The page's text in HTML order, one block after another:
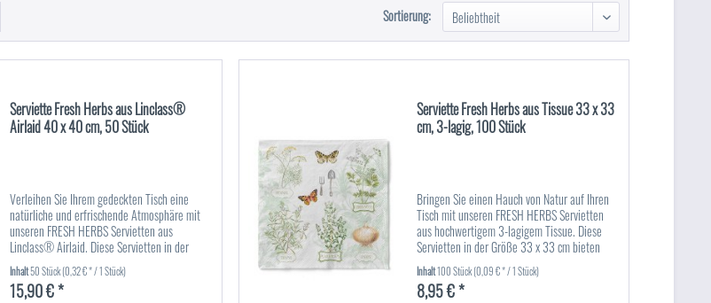
Sortierung:
Serviette Fresh Herbs aus Linclass®
Airlaid 40 x 40 cm, 50 Stück
Verleihen Sie Ihrem gedeckten Tisch eine
natürliche und erfrischende Atmosphäre mit
unseren FRESH HERBS Servietten aus
Linclass® Airlaid. Diese Servietten in der
Größe 40 x 40 cm zeichnen sich durch ihre
weiche, stoffähnliche Haptik und...
Inhalt50 Stück(0,32 € * / 1 Stück)
15,90 € *
Serviette Fresh Herbs aus Tissue 33 x 33
cm, 3-lagig, 100 Stück
Bringen Sie einen Hauch von Natur auf Ihren
Tisch mit unseren FRESH HERBS Servietten
aus hochwertigem 3-lagigem Tissue. Diese
Servietten in der Größe 33 x 33 cm bieten
eine perfekte Kombination aus Funktionalität
und Design. Mit einem...
Inhalt100 Stück(0,09 € * / 1 Stück)
8,95 € *